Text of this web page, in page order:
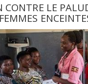
CONTRE LE